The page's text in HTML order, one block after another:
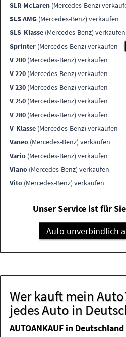
SLR McLaren (Mercedes-Benz)
SLS AMG (Mercedes-Benz) verkaufen
SLS-Klasse (Mercedes-Benz) verkaufen
Sprinter (Mercedes-Benz) verkaufen
V 200 (Mercedes-Benz) verkaufen
V 220 (Mercedes-Benz) verkaufen
V 230 (Mercedes-Benz) verkaufen
V 250 (Mercedes-Benz) verkaufen
V 280 (Mercedes-Benz) verkaufen
V-Klasse (Mercedes-Benz) verkaufen
Vaneo (Mercedes-Benz) verkaufen
Vario (Mercedes-Benz) verkaufen
Viano (Mercedes-Benz) verkaufen
Vito (Mercedes-Benz) verkaufen
Unser Service ist für
Auto unverbindlich
Wer kauft mein
jedes Auto in
AUTOANKAUF in Deutschland